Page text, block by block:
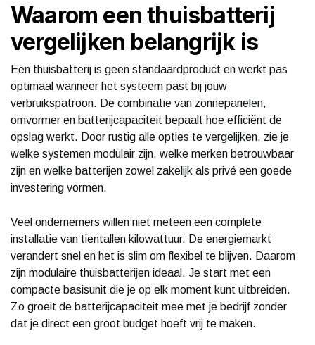
Waarom een thuisbatterij
vergelijken belangrijk is
Een thuisbatterij is geen standaardproduct en werkt pas
optimaal wanneer het systeem past bij jouw
verbruikspatroon. De combinatie van zonnepanelen,
omvormer en batterijcapaciteit bepaalt hoe efficiënt de
opslag werkt. Door rustig alle opties te vergelijken, zie je
welke systemen modulair zijn, welke merken betrouwbaar
zijn en welke batterijen zowel zakelijk als privé een goede
investering vormen.
Veel ondernemers willen niet meteen een complete
installatie van tientallen kilowattuur. De energiemarkt
verandert snel en het is slim om flexibel te blijven. Daarom
zijn modulaire thuisbatterijen ideaal. Je start met een
compacte basisunit die je op elk moment kunt uitbreiden.
Zo groeit de batterijcapaciteit mee met je bedrijf zonder
dat je direct een groot budget hoeft vrij te maken.